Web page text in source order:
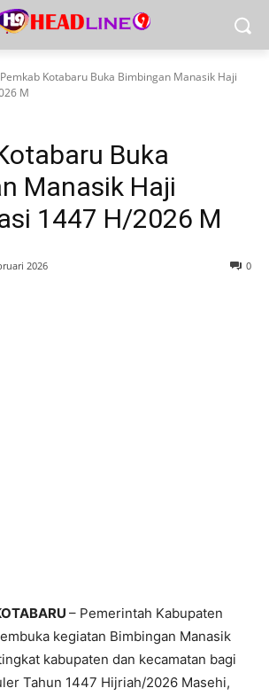
Pemkab Kotabaru Buka Bimbingan Manasik Haji
M
Buka
Manasik Haji
1447 H/2026 M
2026 0
– Pemerintah Kabupaten
kegiatan Bimbingan Manasik
kabupaten dan kecamatan bagi
Tahun 1447 Hijriah/2026 Masehi,